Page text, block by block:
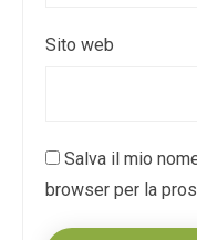
Sito web
Salva il mio
browser per la